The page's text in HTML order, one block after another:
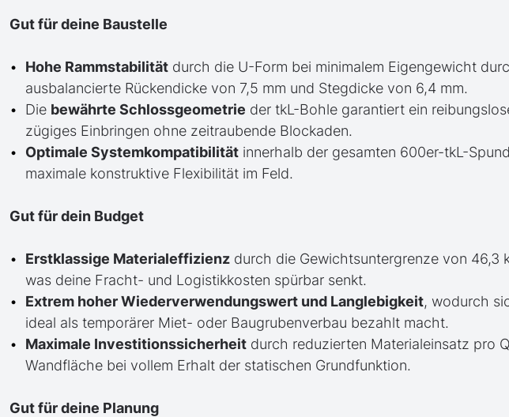
Gut für deine Baustelle
Hohe Rammstabilität durch die U-Form bei minimalem Eigengewicht
ausbalancierte Rückendicke von 7,5 mm und Stegdicke von 6,4 mm.
Die bewährte Schlossgeometrie der tkL-Bohle garantiert ein
zügiges Einbringen ohne zeitraubende Blockaden.
Optimale Systemkompatibilität innerhalb der gesamten 600er-tkL-
maximale konstruktive Flexibilität im Feld.
Gut für dein Budget
Erstklassige Materialeffizienz durch die Gewichtsuntergrenze von 46,3
was deine Fracht- und Logistikkosten spürbar senkt.
Extrem hoher Wiederverwendungswert und Langlebigkeit, wodurch
ideal als temporärer Miet- oder Baugrubenverbau bezahlt macht.
Maximale Investitionssicherheit durch reduzierten Materialeinsatz pro
Wandfläche bei vollem Erhalt der statischen Grundfunktion.
Gut für deine Planung